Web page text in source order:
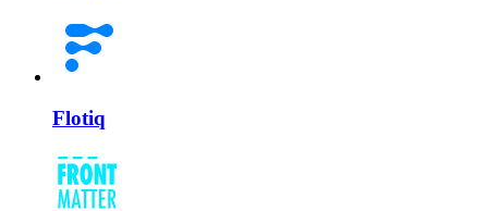
Flotiq